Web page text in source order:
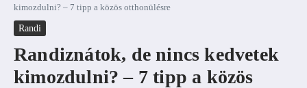
kimozdulni? – 7 tipp a közös otthonülésre
Randi
Randiznátok, de nincs kedvetek
kimozdulni? – 7 tipp a közös